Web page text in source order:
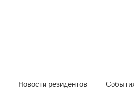
Новости резидентов